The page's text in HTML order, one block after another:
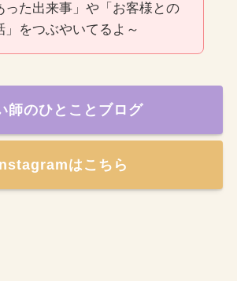
った出来事」や「お客様との
」をつぶやいてるよ～
師のひとことブログ
はこちら